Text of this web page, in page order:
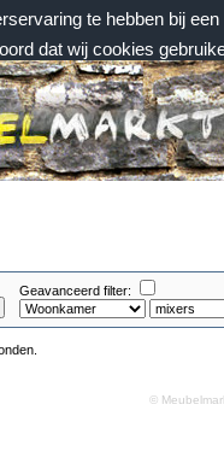
te hebben bij
dat wij cookies
Geavanceerd filter:
©